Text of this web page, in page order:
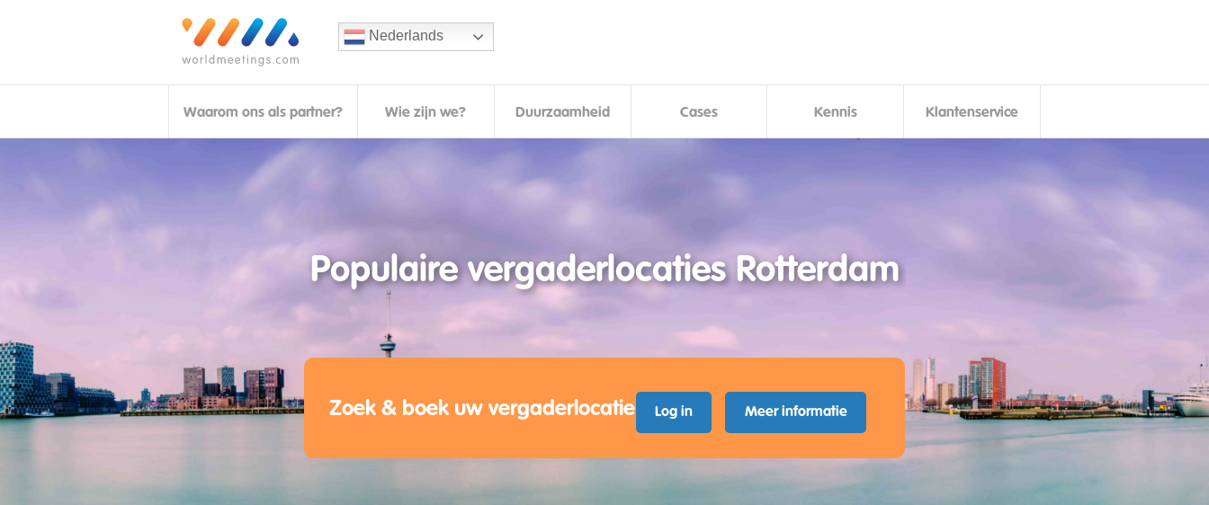
Nederlands
Waarom ons als partner? Wie zijn we? Duurzaamheid Cases Kennis Klantenservice
Populaire vergaderlocaties Rotterdam
Zoek & boek uw vergaderlocatie Log in Meer informatie